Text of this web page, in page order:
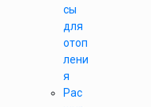
сы
для
отоп
лени
я
Рас